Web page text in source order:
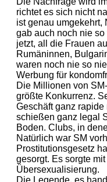
richtet es sich nicht
ist genau umgekehrt,
gab auch noch nie
jetzt, all die Frauen
Rumäninnen,
waren noch nie so
Werbung für
Die Millionen von
größte Konkurrenz.
Geschäft ganz
schießen ganz legal
Boden. Clubs, in
Natürlich war SM
Prostitutionsgesetz
gesorgt. Es sorgte
Übersexualisierung.
Die Legende, es